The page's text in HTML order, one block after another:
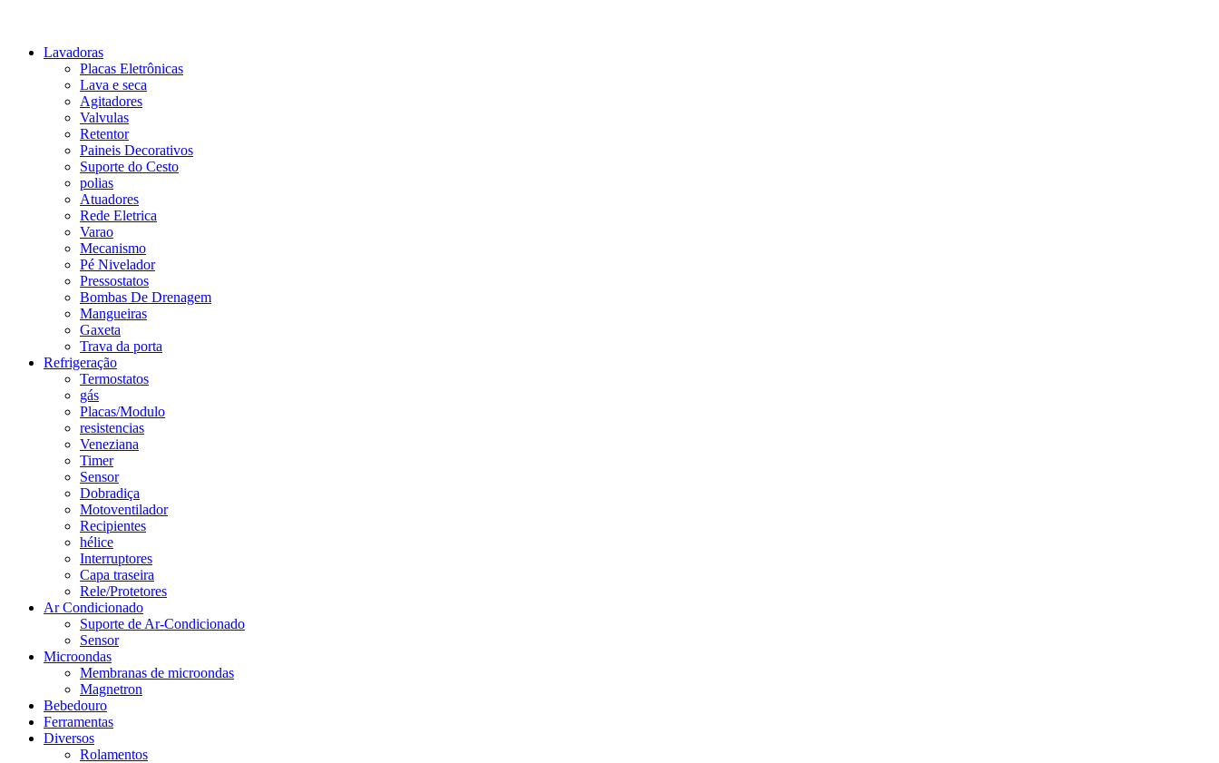
Lavadoras
Placas Eletrônicas
Lava e seca
Agitadores
Valvulas
Retentor
Paineis Decorativos
Suporte do Cesto
polias
Atuadores
Rede Eletrica
Varao
Mecanismo
Pé Nivelador
Pressostatos
Bombas De Drenagem
Mangueiras
Gaxeta
Trava da porta
Refrigeração
Termostatos
gás
Placas/Modulo
resistencias
Veneziana
Timer
Sensor
Dobradiça
Motoventilador
Recipientes
hélice
Interruptores
Capa traseira
Rele/Protetores
Ar Condicionado
Suporte de Ar-Condicionado
Sensor
Microondas
Membranas de microondas
Magnetron
Bebedouro
Ferramentas
Diversos
Rolamentos